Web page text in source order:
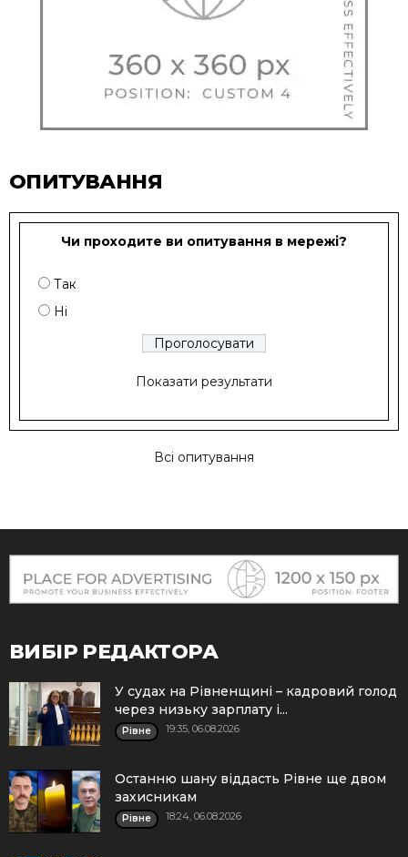
ОПИТУВАННЯ
Чи проходите ви опитування в мережі?
Так
Ні
Показати результати
Всі опитування
ВИБІР РЕДАКТОРА
У судах на Рівненщині – кадровий голод
через низьку зарплату і...
Рівне 19:35, 06.08.2026
Останню шану віддасть Рівне ще двом
захисникам
Рівне 18:24, 06.08.2026